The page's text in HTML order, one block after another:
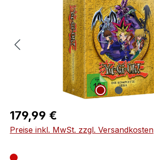
Regulärer Preis:
179,99 €
Preise inkl. MwSt. zzgl. Versandkosten